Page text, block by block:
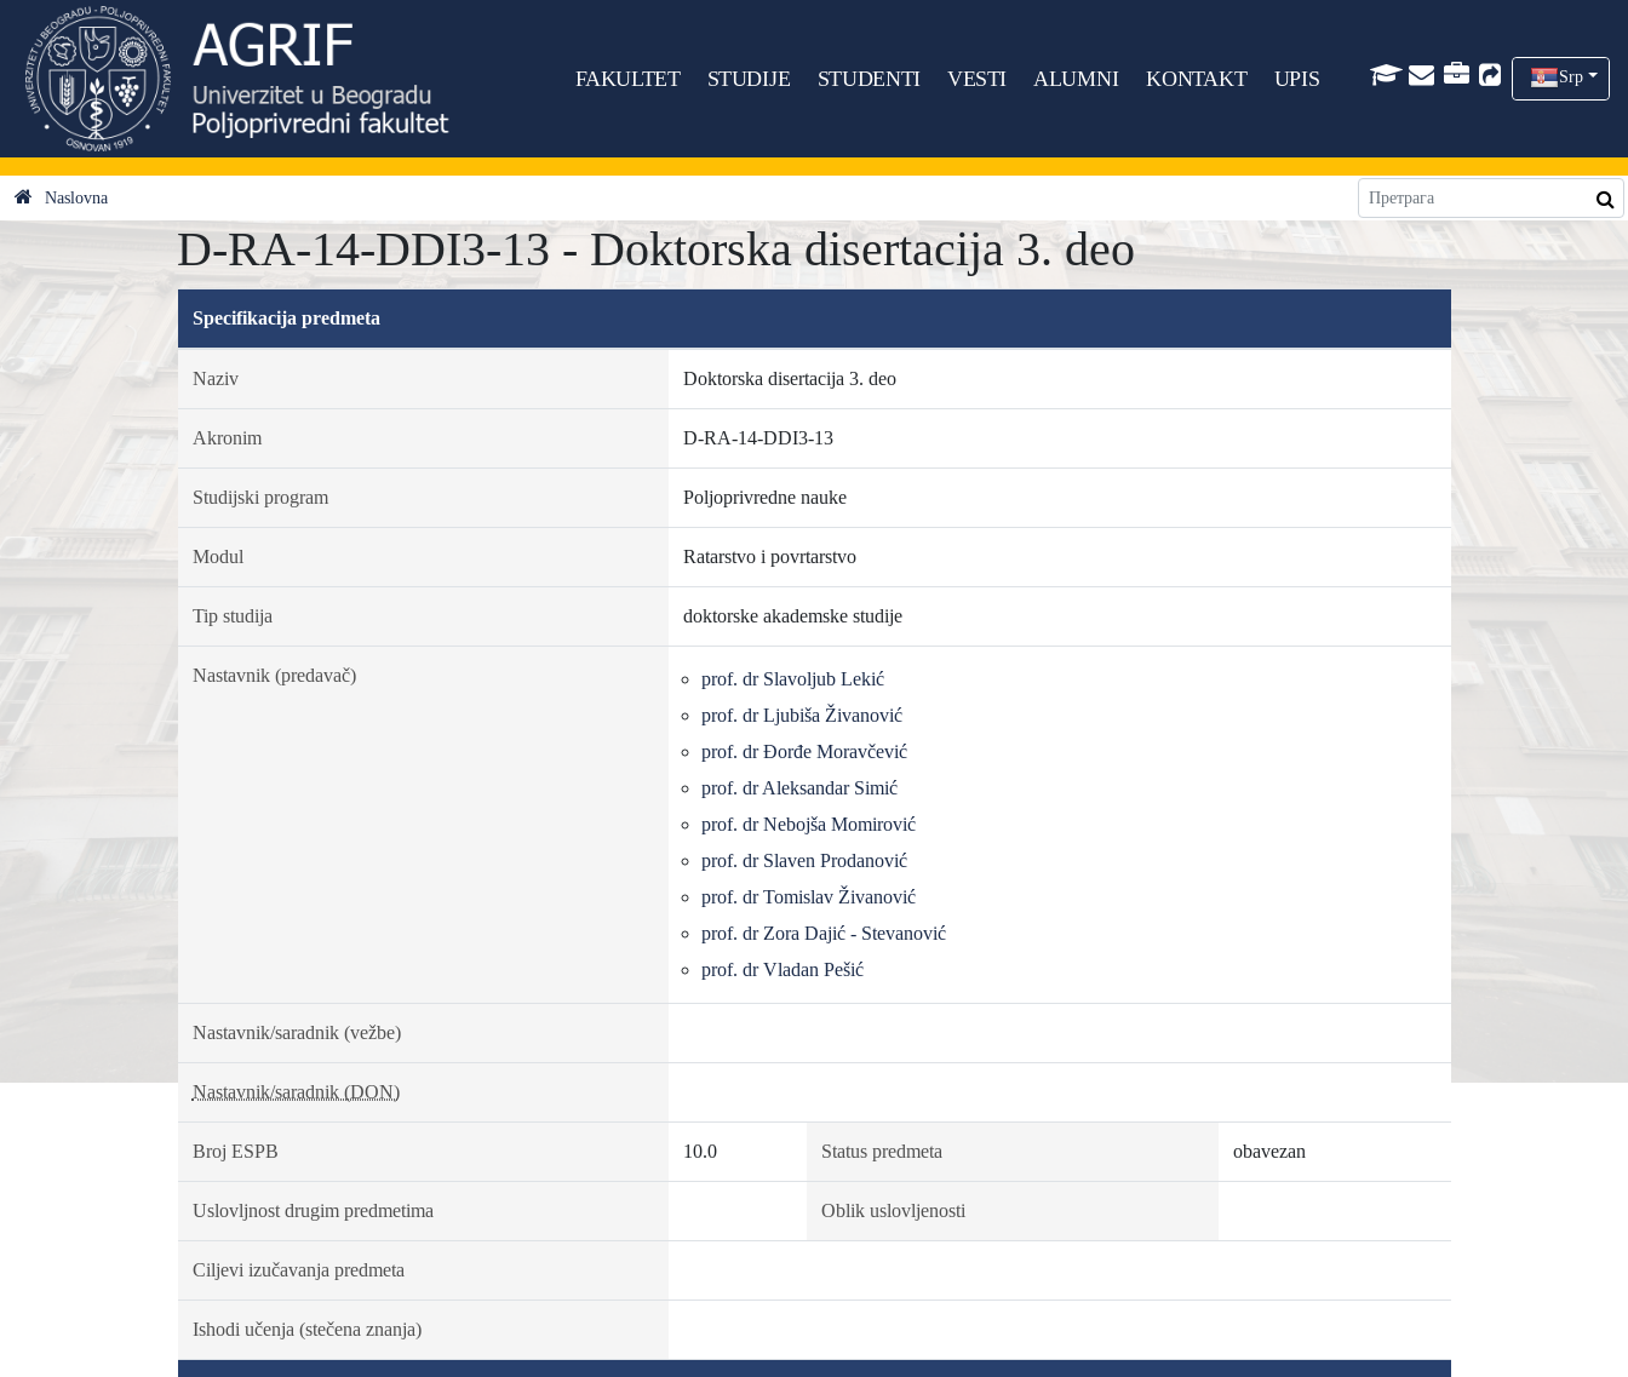
FAKULTET STUDIJE STUDENTI VESTI ALUMNI KONTAKT UPIS Srp
Naslovna
D-RA-14-DDI3-13 - Doktorska disertacija 3. deo
Specifikacija predmeta
Naziv Doktorska disertacija 3. deo
Akronim D-RA-14-DDI3-13
Studijski program Poljoprivredne nauke
Modul Ratarstvo i povrtarstvo
Tip studija doktorske akademske studije
Nastavnik (predavač)
prof. dr Slavoljub Lekić
prof. dr Ljubiša Živanović
prof. dr Đorđe Moravčević
prof. dr Aleksandar Simić
prof. dr Nebojša Momirović
prof. dr Slaven Prodanović
prof. dr Tomislav Živanović
prof. dr Zora Dajić - Stevanović
prof. dr Vladan Pešić
Nastavnik/saradnik (vežbe)
Nastavnik/saradnik (DON)
Broj ESPB 10.0 Status predmeta obavezan
Uslovljnost drugim predmetima Oblik uslovljenosti
Ciljevi izučavanja predmeta
Ishodi učenja (stečena znanja)